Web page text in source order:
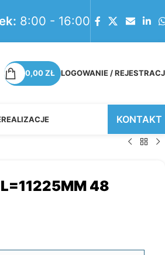
8:00 - 16:00
0,00ZŁ LOGOWANIE /
REALIZACJE KONTAKT
48